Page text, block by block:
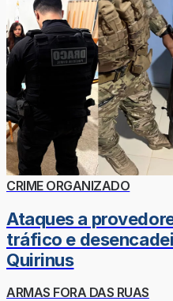
CRIME ORGANIZADO
Ataques a
tráfico e
Quirinus
ARMAS FORA DAS RUAS